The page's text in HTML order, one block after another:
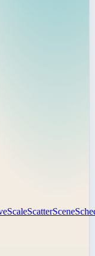
ScaleScatterScene